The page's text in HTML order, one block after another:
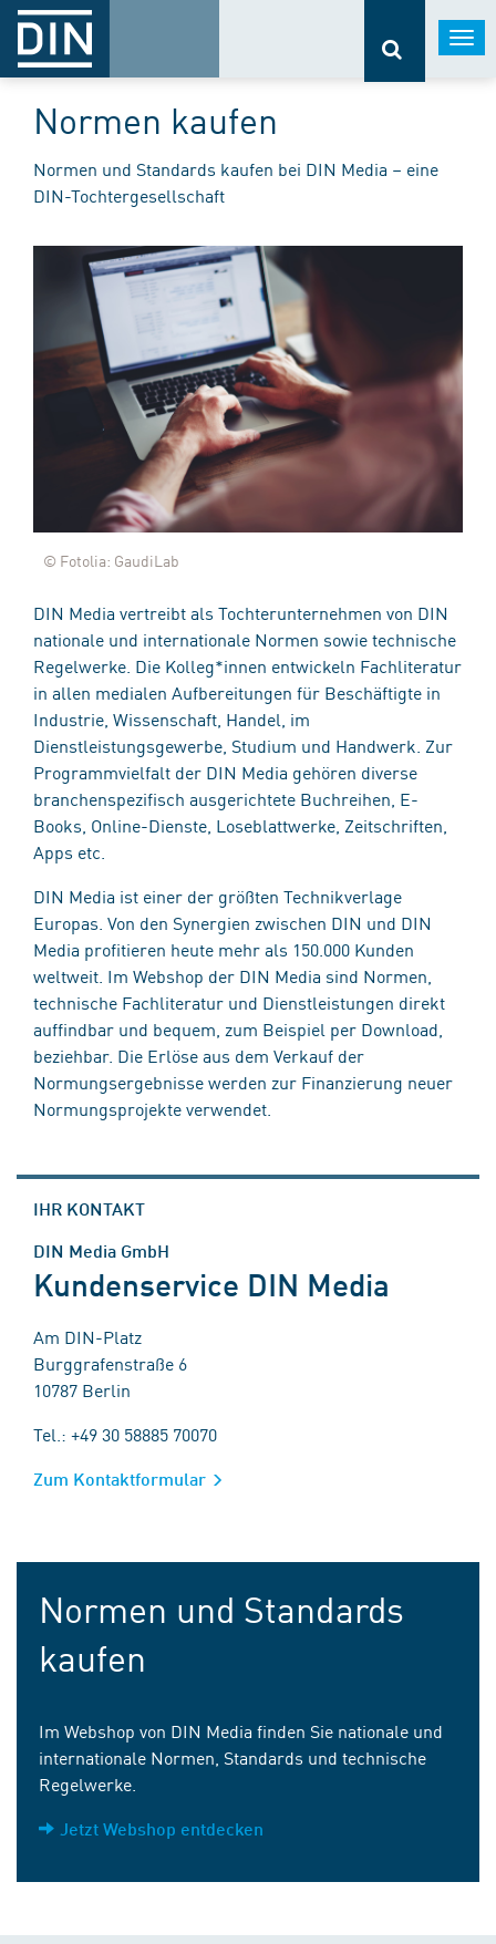
Normen kaufen
Normen und Standards kaufen bei DIN Media – eine
DIN-Tochtergesellschaft
© Fotolia: GaudiLab
DIN Media vertreibt als Tochterunternehmen von DIN
nationale und internationale Normen sowie technische
Regelwerke. Die Kolleg*innen entwickeln Fachliteratur
in allen medialen Aufbereitungen für Beschäftigte in
Industrie, Wissenschaft, Handel, im
Dienstleistungsgewerbe, Studium und Handwerk. Zur
Programmvielfalt der DIN Media gehören diverse
branchenspezifisch ausgerichtete Buchreihen, E-
Books, Online-Dienste, Loseblattwerke, Zeitschriften,
Apps etc.
DIN Media ist einer der größten Technikverlage
Europas. Von den Synergien zwischen DIN und DIN
Media profitieren heute mehr als 150.000 Kunden
weltweit. Im Webshop der DIN Media sind Normen,
technische Fachliteratur und Dienstleistungen direkt
auffindbar und bequem, zum Beispiel per Download,
beziehbar. Die Erlöse aus dem Verkauf der
Normungsergebnisse werden zur Finanzierung neuer
Normungsprojekte verwendet.
IHR KONTAKT
DIN Media GmbH
Kundenservice DIN Media
Am DIN-Platz
Burggrafenstraße 6
10787 Berlin
Tel.: +49 30 58885 70070
Zum Kontaktformular
Normen und Standards
kaufen
Im Webshop von DIN Media finden Sie nationale und
internationale Normen, Standards und technische
Regelwerke.
Jetzt Webshop entdecken